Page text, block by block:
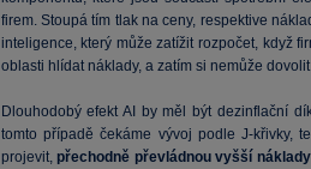
firem. Stoupá tím tlak na ceny, respektive
inteligence, který může zatížit rozpočet, když
oblasti hlídat náklady, a zatím si nemůže
Dlouhodobý efekt AI by měl být dezinflační
tomto případě čekáme vývoj podle J-křivky,
projevit, přechodně převládnou vyšší